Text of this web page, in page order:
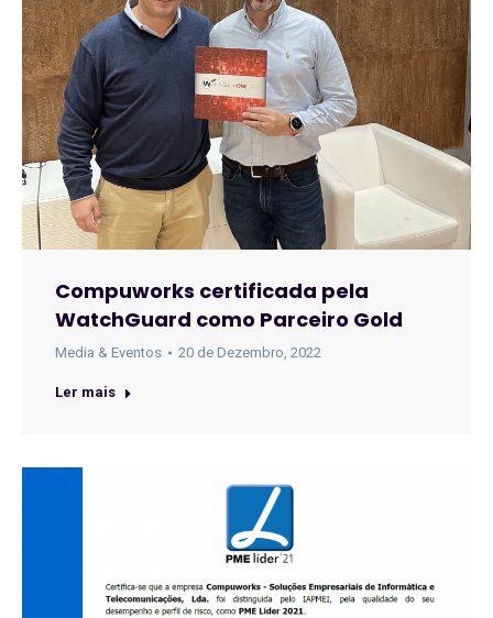
Compuworks certificada pela
WatchGuard como Parceiro Gold
Media & Eventos 20 de Dezembro, 2022
Ler mais